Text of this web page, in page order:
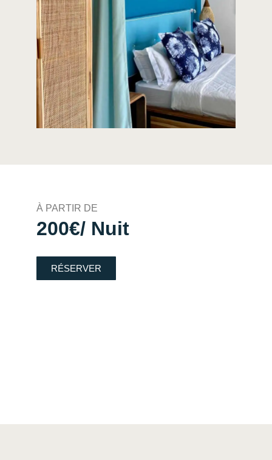
À PARTIR DE
200€/ Nuit
RÉSERVER